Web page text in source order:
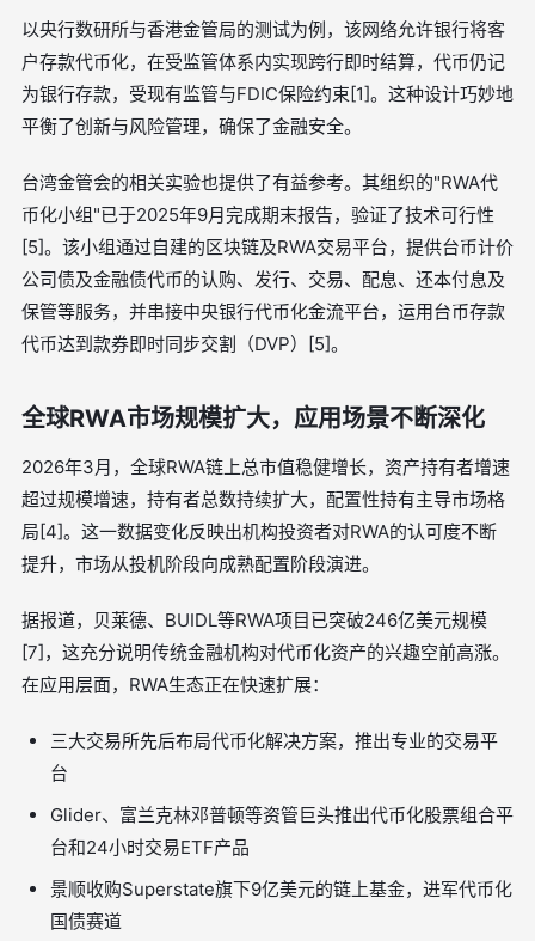
以央行数研所与香港金管局的测试为例，该网络允许银行将客
户存款代币化，在受监管体系内实现跨行即时结算，代币仍记
为银行存款，受现有监管与FDIC保险约束[1]。这种设计巧妙地
平衡了创新与风险管理，确保了金融安全。
台湾金管会的相关实验也提供了有益参考。其组织的"RWA代
币化小组"已于2025年9月完成期末报告，验证了技术可行性
[5]。该小组通过自建的区块链及RWA交易平台，提供台币计价
公司债及金融债代币的认购、发行、交易、配息、还本付息及
保管等服务，并串接中央银行代币化金流平台，运用台币存款
代币达到款券即时同步交割（DVP）[5]。
全球RWA市场规模扩大，应用场景不断深化
2026年3月，全球RWA链上总市值稳健增长，资产持有者增速
超过规模增速，持有者总数持续扩大，配置性持有主导市场格
局[4]。这一数据变化反映出机构投资者对RWA的认可度不断
提升，市场从投机阶段向成熟配置阶段演进。
据报道，贝莱德、BUIDL等RWA项目已突破246亿美元规模
[7]，这充分说明传统金融机构对代币化资产的兴趣空前高涨。
在应用层面，RWA生态正在快速扩展：
三大交易所先后布局代币化解决方案，推出专业的交易平
台
Glider、富兰克林邓普顿等资管巨头推出代币化股票组合平
台和24小时交易ETF产品
景顺收购Superstate旗下9亿美元的链上基金，进军代币化
国债赛道